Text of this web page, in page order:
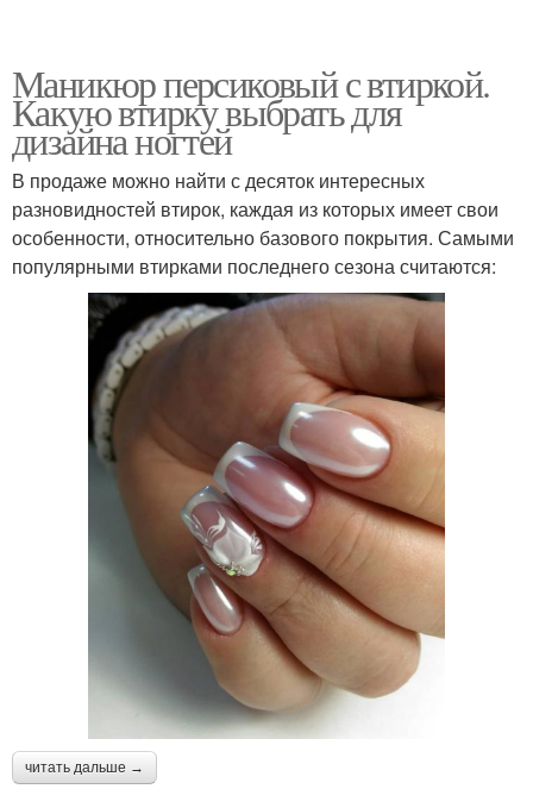
Маникюр персиковый с втиркой.
Какую втирку выбрать для
дизайна ногтей
В продаже можно найти с десяток интересных
разновидностей втирок, каждая из которых имеет свои
особенности, относительно базового покрытия. Самыми
популярными втирками последнего сезона считаются:
читать дальше →